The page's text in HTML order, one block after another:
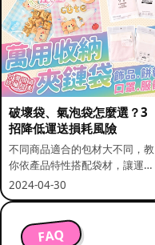
破壞袋、氣泡袋怎麼選？3
招降低運送損耗風險
不同商品適合的包材大不同，教
你依產品特性搭配袋材，讓運送
更安全。
2024-04-30
FAQ